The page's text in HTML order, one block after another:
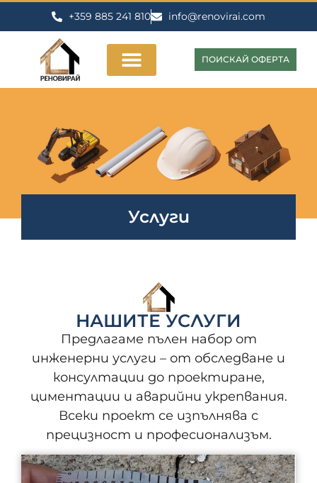
+359 885 241 810 info@renovirai.com
ПОИСКАЙ ОФЕРТА
Услуги
НАШИТЕ УСЛУГИ
Предлагаме пълен набор от
инженерни услуги – от обследване и
консултации до проектиране,
циментации и аварийни укрепвания.
Всеки проект се изпълнява с
прецизност и професионализъм.